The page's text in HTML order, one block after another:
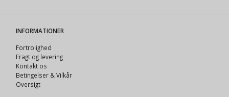
INFORMATIONER
Fortrolighed
Fragt og levering
Kontakt os
Betingelser & Vilkår
Oversigt